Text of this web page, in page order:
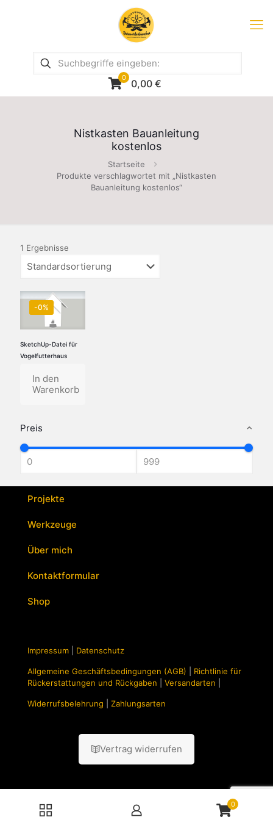
0 0,00 €
Nistkasten Bauanleitung
kostenlos
Startseite
Produkte verschlagwortet mit „Nistkasten
Bauanleitung kostenlos“
Preis
1 Ergebnisse
-0%
SketchUp-Datei für
Vogelfutterhaus
In den
Warenkorb
Projekte
Werkzeuge
Über mich
Kontaktformular
Shop
Impressum Datenschutz
Allgemeine Geschäftsbedingungen (AGB)
Richtlinie für
Rückerstattungen und Rückgaben
Versandarten
Widerrufsbelehrung Zahlungsarten
Vertrag widerrufen
0